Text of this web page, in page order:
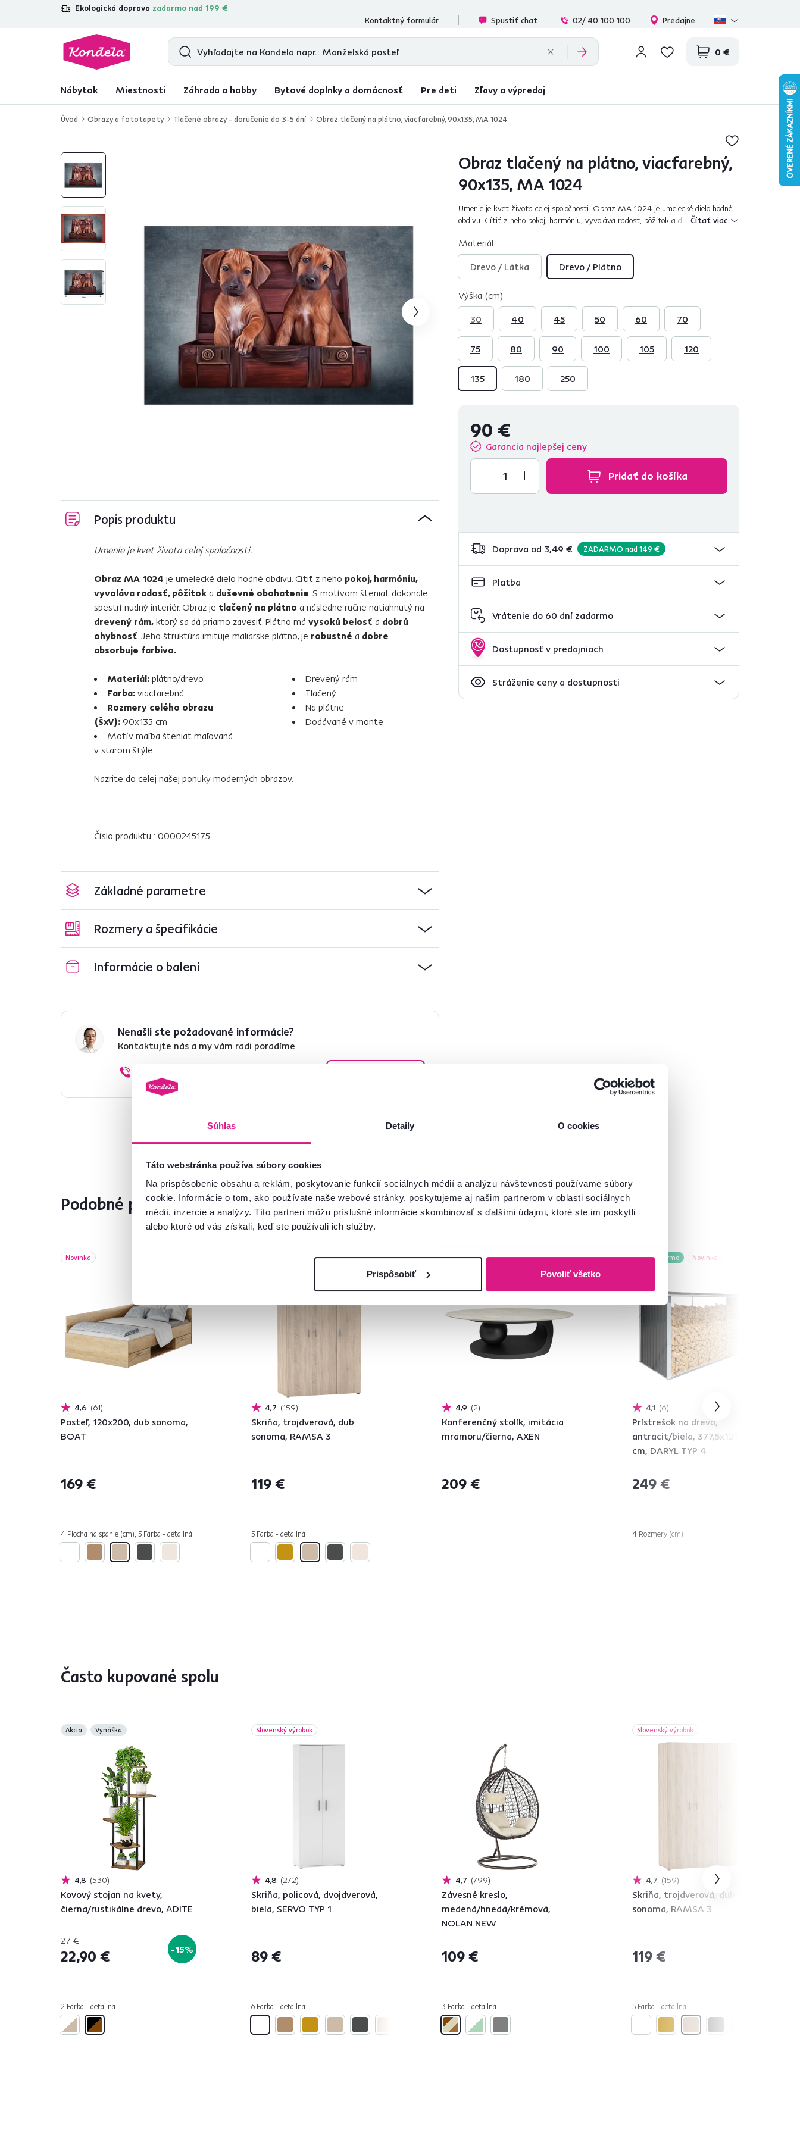
Súhlas Detaily O cookies
Táto webstránka používa súbory cookies
Na prispôsobenie obsahu a reklám, poskytovanie funkcií sociálnych médií a analýzu návštevnosti používame súbory
cookie. Informácie o tom, ako používate naše webové stránky, poskytujeme aj našim partnerom v oblasti sociálnych
médií, inzercie a analýzy. Títo partneri môžu príslušné informácie skombinovať s ďalšími údajmi, ktoré ste im poskytli
alebo ktoré od vás získali, keď ste používali ich služby.
Prispôsobiť Povoliť všetko
Ekologická doprava zadarmo nad 199 €
4,7 31 157overených produktových recenzií
Kontaktný formulár
Spustiť chat 02/ 40 100 100 Predajne
0 €
Nábytok Miestnosti Záhrada a hobby Bytové doplnky a domácnosť Pre deti Zľavy a výpredaj
Úvod Obrazy a fototapety Tlačené obrazy - doručenie do 3-5 dní Obraz tlačený na plátno, viacfarebný, 90x135, MA 1024
Obraz tlačený na plátno, viacfarebný,
90x135, MA 1024
Umenie je kvet života celej spoločnosti. Obraz MA 1024 je umelecké dielo hodné
obdivu. Cítiť z neho pokoj, harmóniu, vyvoláva radosť, pôžitok a duševnéČítať viac
Materiál
Drevo / Látka
Drevo / Plátno
Výška (cm)
30
40 45 50 60 70
75 80 90 100 105 120
135 180 250
90 €
Garancia najlepšej ceny
Pridať do košíka
Doprava od 3,49 € ZADARMO nad 149 €
Platba
Vrátenie do 60 dní zadarmo
Dostupnosť v predajniach
Stráženie ceny a dostupnosti
Popis produktu
Umenie je kvet života celej spoločnosti.
Obraz MA 1024 je umelecké dielo hodné obdivu. Cítiť z neho pokoj, harmóniu,
vyvoláva radosť, pôžitok a duševné obohatenie . S motívom šteniat dokonale
spestrí nudný interiér. Obraz je tlačený na plátno a následne ručne natiahnutý na
drevený rám, ktorý sa dá priamo zavesiť. Plátno má vysokú belosť a dobrú
ohybnosť . Jeho štruktúra imituje maliarske plátno, je robustné a dobre
absorbuje farbivo.
Materiál: plátno/drevo
Farba: viacfarebná
Rozmery celého obrazu
(ŠxV): 90x135 cm
Motív maľba šteniat maľovaná
v starom štýle
Drevený rám
Tlačený
Na plátne
Dodávané v monte
Nazrite do celej našej ponuky moderných obrazov.
Číslo produktu : 0000245175
Základné parametre
Rozmery a špecifikácie
Informácie o balení
Nenašli ste požadované informácie?
Kontaktujte nás a my vám radi poradíme
Podobné produkty
Novinka
4,6 61
Posteľ, 120x200, dub sonoma,
BOAT
169 €
4 Plocha na spanie (cm), 5 Farba - detailná
4,7 159
Skriňa, trojdverová, dub
sonoma, RAMSA 3
119 €
5 Farba - detailná
Zadarmo Novinka
4,9 2
Konferenčný stolík, imitácia
mramoru/čierna, AXEN
209 €
Zadarmo Novinka
4,1 6
Prístrešok na drevo,
antracit/biela, 377,5x121x194
cm, DARYL TYP 4
249 €
4 Rozmery (cm)
Často kupované spolu
Akcia Vynáška
4,8 530
Kovový stojan na kvety,
čierna/rustikálne drevo, ADITE
27 €
22,90 € -15%
2 Farba - detailná
Slovenský výrobok
4,8 272
Skriňa, policová, dvojdverová,
biela, SERVO TYP 1
89 €
6 Farba - detailná
4,7 799
Závesné kreslo,
medená/hnedá/krémová,
NOLAN NEW
109 €
3 Farba - detailná
Slovenský výrobok
4,7 159
Skriňa, trojdverová, dub
sonoma, RAMSA 3
119 €
5 Farba - detailná